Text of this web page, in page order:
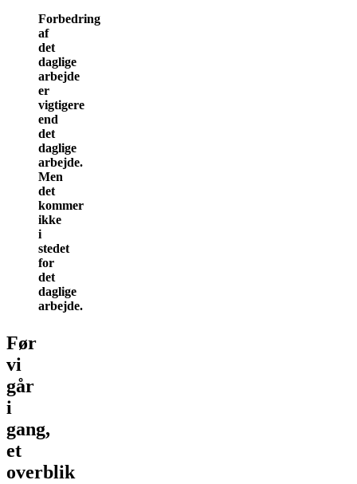
Forbedring
af
det
daglige
arbejde
er
vigtigere
end
det
daglige
arbejde.
Men
det
kommer
ikke
i
stedet
for
det
daglige
arbejde.
Før
vi
går
i
gang,
et
overblik